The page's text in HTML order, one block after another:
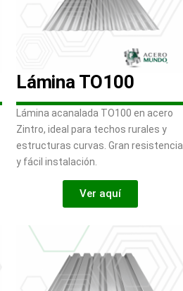
Lámina TO100
Lámina acanalada TO100 en acero
Zintro, ideal para techos rurales y
estructuras curvas. Gran resistencia
y fácil instalación.
Ver aquí